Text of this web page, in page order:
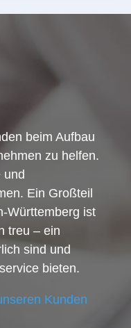
beim Aufbau
zu helfen.
und
Ein Großteil
Württemberg ist
treu – ein
sind und
bieten.
Kunden